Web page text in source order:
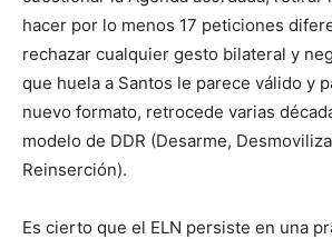
hacer por lo menos 17 peticiones
rechazar cualquier gesto bilateral y
que huela a Santos le parece válido y
nuevo formato, retrocede varias
modelo de DDR (Desarme,
Reinserción).
Es cierto que el ELN persiste en una